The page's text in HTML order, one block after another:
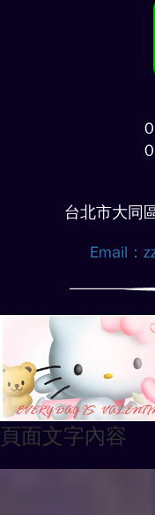
台北市大同
Email：
頁面文字內容